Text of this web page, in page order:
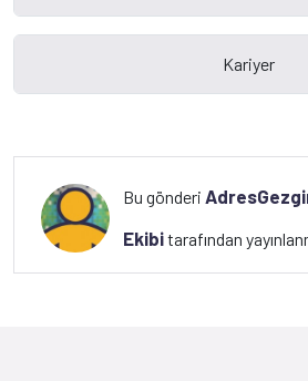
Bu gönderi
Ekibitarafından